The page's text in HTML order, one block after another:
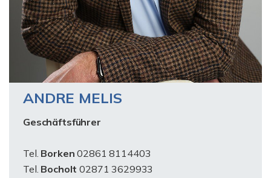
ANDRE MELIS
Geschäftsführer
Tel. Borken02861 8114403
Tel. Bocholt02871 3629933